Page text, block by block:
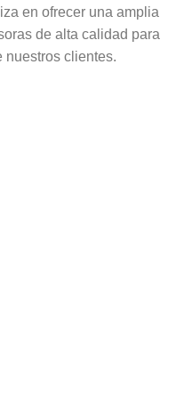
en ofrecer una amplia
de alta calidad para
nuestros clientes.